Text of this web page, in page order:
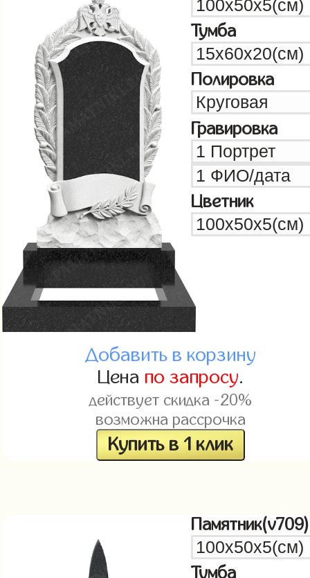
Тумба
Полировка
Гравировка
Цветник
Добавить в корзину
Цена по запросу.
действует скидка -20%
возможна рассрочка
Купить в 1 клик
Памятник(v709)
Тумба